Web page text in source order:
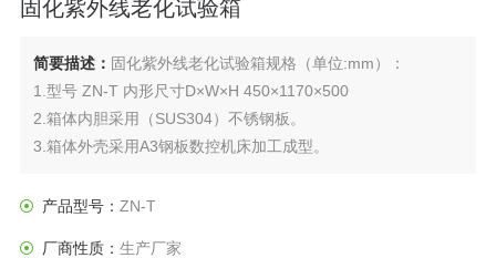
固化紫外线老化试验箱
简要描述： 固化紫外线老化试验箱规格（单位:mm）：
1.型号 ZN-T 内形尺寸D×W×H 450×1170×500
2.箱体内胆采用（SUS304）不锈钢板。
3.箱体外壳采用A3钢板数控机床加工成型。
产品型号： ZN-T
厂商性质： 生产厂家